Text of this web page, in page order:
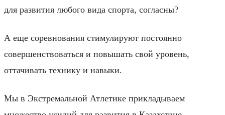
для развития любого вида спорта, согласны?
А еще соревнования стимулируют постоянно
совершенствоваться и повышать свой уровень,
оттачивать технику и навыки.
Мы в Экстремальной Атлетике прикладываем